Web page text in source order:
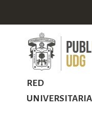
RED
UNIVERSITARIA